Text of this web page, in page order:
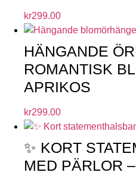
kr299.00
HÄNGANDE
ROMANTISK
APRIKOS
kr299.00
✨ KORT
MED PÄRLOR